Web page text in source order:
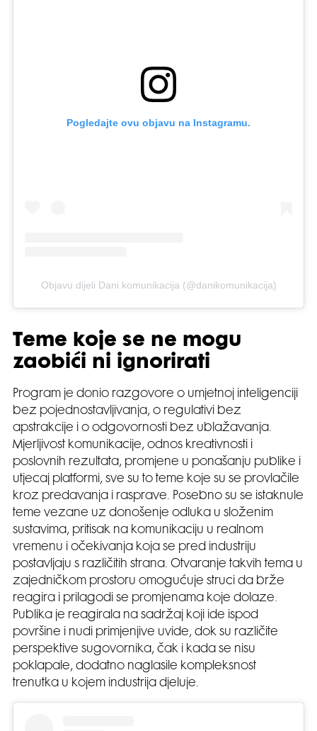
Pogledajte ovu objavu na Instagramu.
Objavu dijeli Dani komunikacija (@danikomunikacija)
Teme koje se ne mogu
zaobići ni ignorirati
Program je donio razgovore o umjetnoj inteligenciji
bez pojednostavljivanja, o regulativi bez
apstrakcije i o odgovornosti bez ublažavanja.
Mjerljivost komunikacije, odnos kreativnosti i
poslovnih rezultata, promjene u ponašanju publike i
utjecaj platformi, sve su to teme koje su se provlačile
kroz predavanja i rasprave. Posebno su se istaknule
teme vezane uz donošenje odluka u složenim
sustavima, pritisak na komunikaciju u realnom
vremenu i očekivanja koja se pred industriju
postavljaju s različitih strana. Otvaranje takvih tema u
zajedničkom prostoru omogućuje struci da brže
reagira i prilagodi se promjenama koje dolaze.
Publika je reagirala na sadržaj koji ide ispod
površine i nudi primjenjive uvide, dok su različite
perspektive sugovornika, čak i kada se nisu
poklapale, dodatno naglasile kompleksnost
trenutka u kojem industrija djeluje.